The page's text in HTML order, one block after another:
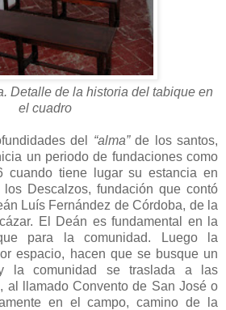
Detalle de la historia del tabique en
el cuadro
del “alma” de los santos,
un periodo de fundaciones como
cuando tiene lugar su estancia en
Descalzos, fundación que contó
Luís Fernández de Córdoba, de la
El Deán es fundamental en la
para la comunidad. Luego la
espacio, hacen que se busque un
la comunidad se traslada a las
al llamado Convento de San José o
en el campo, camino de la